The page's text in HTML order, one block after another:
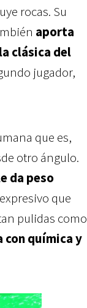
rocas. Su
aporta
clásica del
jugador,
que es,
otro ángulo.
da peso
que
pulidas como
con química y